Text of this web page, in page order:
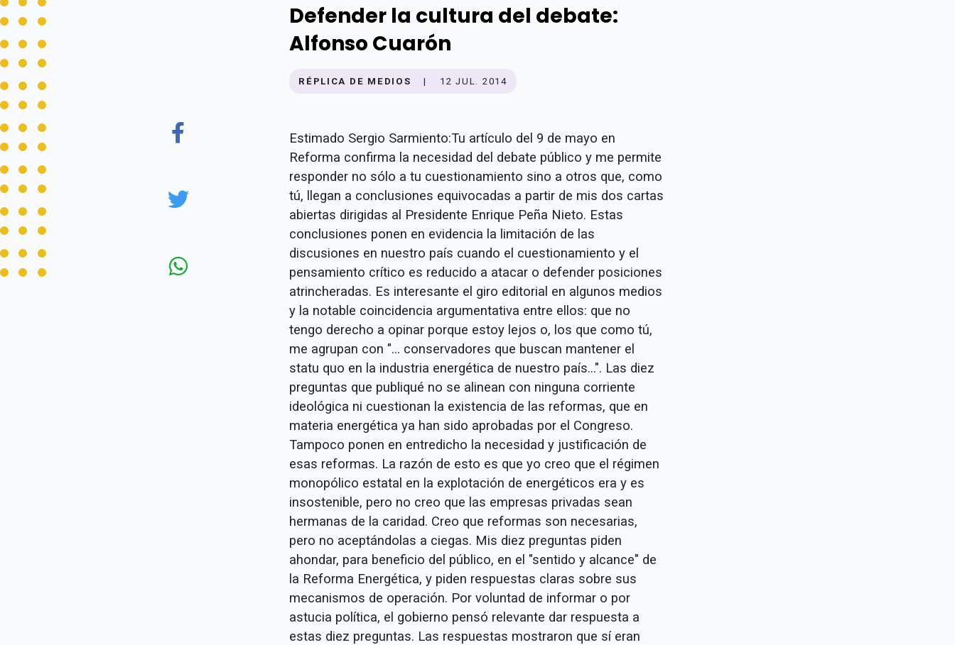
Defender la cultura del debate:
Alfonso Cuarón
RÉPLICA DE MEDIOS | 12 JUL. 2014
Estimado Sergio Sarmiento:Tu artículo del 9 de mayo en
Reforma confirma la necesidad del debate público y me permite
responder no sólo a tu cuestionamiento sino a otros que, como
tú, llegan a conclusiones equivocadas a partir de mis dos cartas
abiertas dirigidas al Presidente Enrique Peña Nieto. Estas
conclusiones ponen en evidencia la limitación de las
discusiones en nuestro país cuando el cuestionamiento y el
pensamiento crítico es reducido a atacar o defender posiciones
atrincheradas. Es interesante el giro editorial en algunos medios
y la notable coincidencia argumentativa entre ellos: que no
tengo derecho a opinar porque estoy lejos o, los que como tú,
me agrupan con "... conservadores que buscan mantener el
statu quo en la industria energética de nuestro país...". Las diez
preguntas que publiqué no se alinean con ninguna corriente
ideológica ni cuestionan la existencia de las reformas, que en
materia energética ya han sido aprobadas por el Congreso.
Tampoco ponen en entredicho la necesidad y justificación de
esas reformas. La razón de esto es que yo creo que el régimen
monopólico estatal en la explotación de energéticos era y es
insostenible, pero no creo que las empresas privadas sean
hermanas de la caridad. Creo que reformas son necesarias,
pero no aceptándolas a ciegas. Mis diez preguntas piden
ahondar, para beneficio del público, en el "sentido y alcance" de
la Reforma Energética, y piden respuestas claras sobre sus
mecanismos de operación. Por voluntad de informar o por
astucia política, el gobierno pensó relevante dar respuesta a
estas diez preguntas. Las respuestas mostraron que sí eran